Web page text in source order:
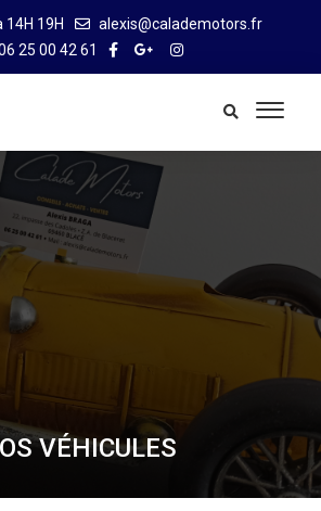
14H 19H
alexis@calademotors.fr
25 00 42 61
VÉHICULES